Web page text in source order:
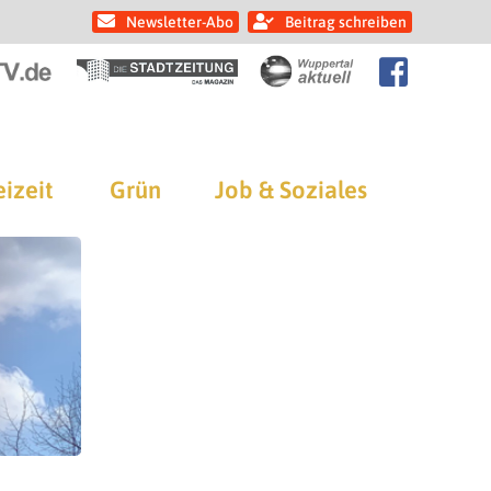
Newsletter-Abo Beitrag schreiben
Grün Job & Soziales